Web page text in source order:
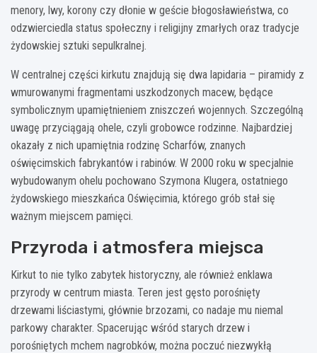
menory, lwy, korony czy dłonie w geście błogosławieństwa, co
odzwierciedla status społeczny i religijny zmarłych oraz tradycje
żydowskiej sztuki sepulkralnej.
W centralnej części kirkutu znajdują się dwa lapidaria – piramidy z
wmurowanymi fragmentami uszkodzonych macew, będące
symbolicznym upamiętnieniem zniszczeń wojennych. Szczególną
uwagę przyciągają ohele, czyli grobowce rodzinne. Najbardziej
okazały z nich upamiętnia rodzinę Scharfów, znanych
oświęcimskich fabrykantów i rabinów. W 2000 roku w specjalnie
wybudowanym ohelu pochowano Szymona Klugera, ostatniego
żydowskiego mieszkańca Oświęcimia, którego grób stał się
ważnym miejscem pamięci.
Przyroda i atmosfera miejsca
Kirkut to nie tylko zabytek historyczny, ale również enklawa
przyrody w centrum miasta. Teren jest gęsto porośnięty
drzewami liściastymi, głównie brzozami, co nadaje mu niemal
parkowy charakter. Spacerując wśród starych drzew i
porośniętych mchem nagrobków, można poczuć niezwykłą